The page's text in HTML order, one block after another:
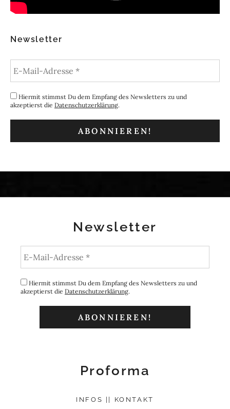
Newsletter
Hiermit stimmst Du dem Empfang des Newsletters zu und
akzeptierst die Datenschutzerklärung.
Newsletter
Hiermit stimmst Du dem Empfang des Newsletters zu und
akzeptierst die Datenschutzerklärung.
Proforma
INFOS || KONTAKT